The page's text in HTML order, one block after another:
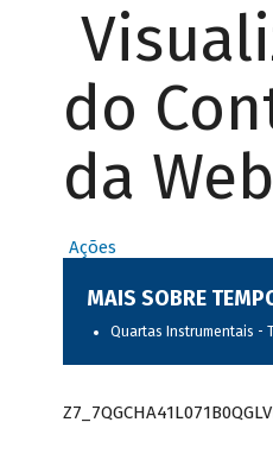
do
da Web
Ações
MAIS SOBRE
Quartas Instrumentais -